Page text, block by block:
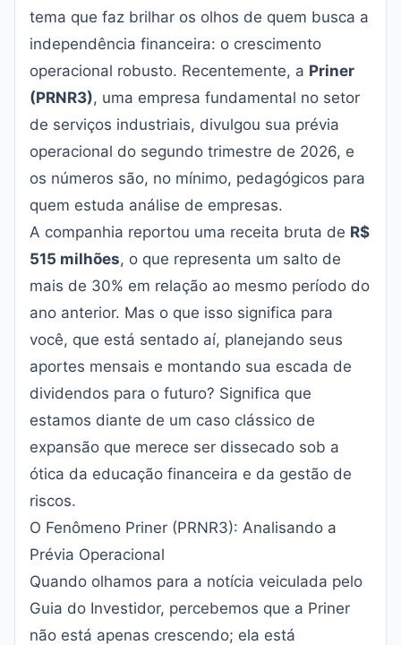
tema que faz brilhar os olhos de quem busca a
independência financeira: o crescimento
operacional robusto. Recentemente, a Priner
(PRNR3), uma empresa fundamental no setor
de serviços industriais, divulgou sua prévia
operacional do segundo trimestre de 2026, e
os números são, no mínimo, pedagógicos para
quem estuda análise de empresas.
A companhia reportou uma receita bruta de R$
515 milhões, o que representa um salto de
mais de 30% em relação ao mesmo período do
ano anterior. Mas o que isso significa para
você, que está sentado aí, planejando seus
aportes mensais e montando sua escada de
dividendos para o futuro? Significa que
estamos diante de um caso clássico de
expansão que merece ser dissecado sob a
ótica da educação financeira e da gestão de
riscos.
O Fenômeno Priner (PRNR3): Analisando a
Prévia Operacional
Quando olhamos para a notícia veiculada pelo
Guia do Investidor, percebemos que a Priner
não está apenas crescendo; ela está